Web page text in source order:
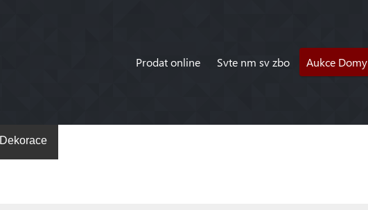
Prodat online Svte nm sv zbo Aukce Domy
Dekorace